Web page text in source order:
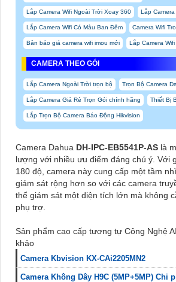
Lắp Camera Wifi Ngoài Trời Xoay 360 Lắp Camera
Lắp Camera Wifi Có Màu Ban Đêm Camera Wifi
Bản báo giá camera wifi imou mới Lắp Camera
CAMERA THEO GÓI
Lắp Camera Ngoài Trời trọn bộ Trọn Bộ Camera
Lắp Camera Giá Rẻ Trọn Gói chính hãng Thiết Bị
Lắp Trọn Bộ Camera Báo Động Hikvision
Camera Dahua DH-IPC-EB5541P-AS là
lượng với nhiều ưu điểm đáng chú ý. Với
180 độ, camera này cung cấp một tầm
giám sát rộng hơn so với các camera
thể giám sát một diện tích lớn mà không
phụ trợ.
Sản phẩm cao cấp tương tự Công Nghệ
khảo
Camera Kbvision KX-CAi2205MN2
Camera Không Dây H9C (5MP+5MP) Chi